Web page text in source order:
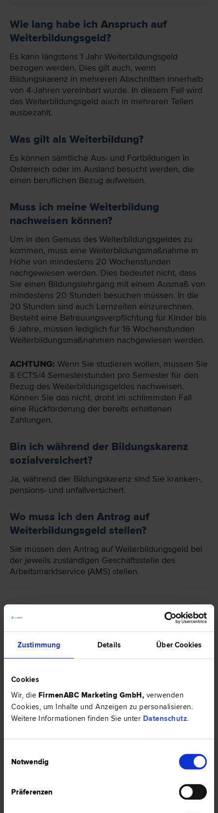
Zustimmung Details Über Cookies
Cookies
Wir, die FirmenABC Marketing GmbH, verwenden
Cookies, um Inhalte und Anzeigen zu personalisieren.
Weitere Informationen finden Sie unter Datenschutz.
Notwendig
Präferenzen
Wie lang habe ich Anspruch auf
Weiterbildungsgeld?
Es kann längstens 1 Jahr Weiterbildungsgeld
bezogen werden. Dies gilt auch, wenn
Bildungskarenz in mehreren Abschnitten innerhalb
von 4-Jahren vereinbart wurde. In diesem Fall wird
das Weiterbildungsgeld auch in mehreren Teilen
ausbezahlt.
Was gilt als Weiterbildung?
Es können sämtliche Aus- und Fortbildungen in
Österreich oder im Ausland besucht werden, die
einen beruflichen Bezug aufweisen.
Muss ich meine Weiterbildung
nachweisen können?
Um in den Genuss des Weiterbildungsgeldes zu
kommen, muss eine Weiterbildungsmaßnahme in
Höhe von mindestens 20 Wochenstunden
nachgewiesen werden. Dies bedeutet nicht, dass
Sie einen Bildungslehrgang mit einem Ausmaß von
mindestens 20 Stunden besuchen müssen. In die
20 Stunden sind auch Lernzeiten einzurechnen.
Besteht eine Betreuungsverpflichtung für Kinder bis
6 Jahre, müssen lediglich für 16 Wochenstunden
Weiterbildungsmaßnahmen nachgewiesen werden.
ACHTUNG: Wenn Sie studieren wollen, müssen Sie
8 ECTS/4 Semesterstunden pro Semester für den
Bezug des Weiterbildungsgeldes nachweisen.
Können Sie das nicht, droht im schlimmsten Fall
eine Rückforderung der bereits erhaltenen
Zahlungen.
Bin ich während der Bildungskarenz
sozialversichert?
Ja, während der Bildungskarenz sind Sie kranken-,
pensions- und unfallversichert.
Wo muss ich den Antrag auf
Weiterbildungsgeld stellen?
Sie müssen den Antrag auf Weiterbildungsgeld bei
der jeweils zuständigen Geschäftsstelle des
Arbeitsmarktservice (AMS) stellen.